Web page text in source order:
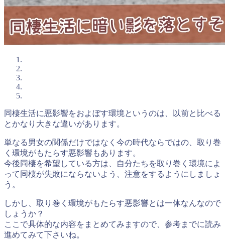
同棲生活に悪影響をおよぼす環境というのは、以前と比べる
とかなり大きな違いがあります。
単なる男女の関係だけではなく 今の時代ならではの、取り巻
く環境がもたらす悪影響もあります。
今後同棲を希望している方は、自分たちを取り巻く環境によ
って同棲が失敗にならないよう、注意をするようにしましょ
う。
しかし、取り巻く環境がもたらす悪影響とは一体なんなので
しょうか？
ここで具体的な内容をまとめてみますので、参考までに読み
進めてみて下さいね。